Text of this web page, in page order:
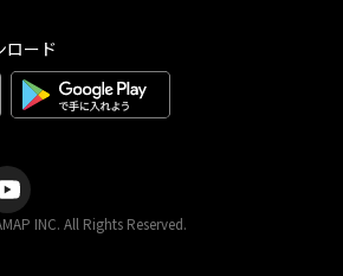
ロード
INC. All Rights Reserved.